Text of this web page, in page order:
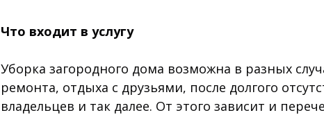
Что входит в услугу
Уборка загородного дома возможна в разных
ремонта, отдыха с друзьями, после долгого
владельцев и так далее. От этого зависит и